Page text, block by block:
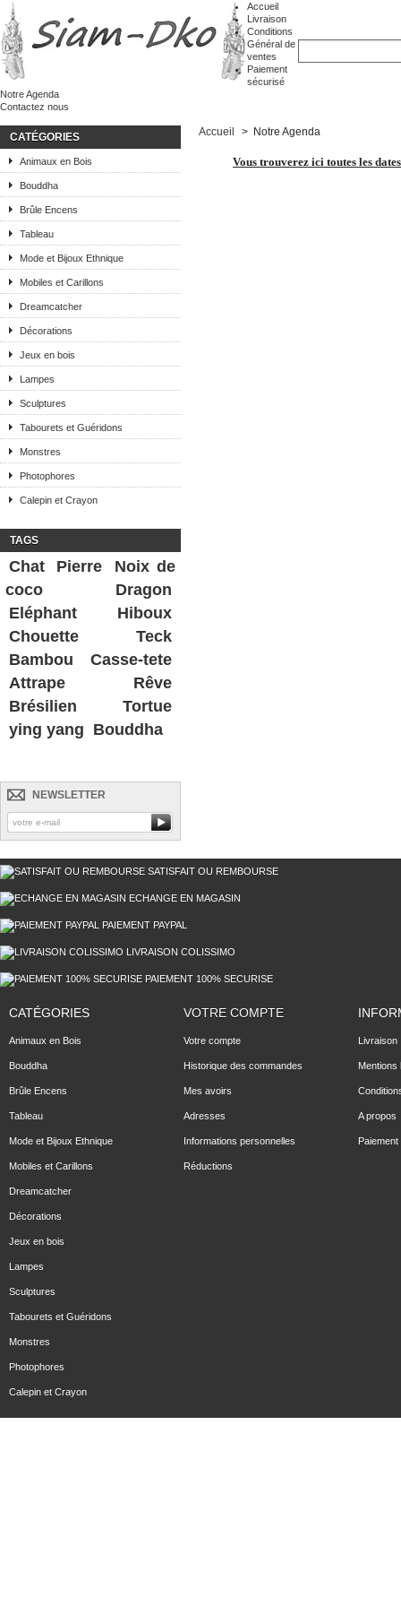
Accueil
Livraison
Conditions
Général de
ventes
Paiement
sécurisé
Notre Agenda
Contactez nous
CATÉGORIES
Animaux en Bois
Bouddha
Brûle Encens
Tableau
Mode et Bijoux Ethnique
Mobiles et Carillons
Dreamcatcher
Décorations
Jeux en bois
Lampes
Sculptures
Tabourets et Guéridons
Monstres
Photophores
Calepin et Crayon
TAGS
Chat Pierre
Noix de
coco
Dragon
Eléphant
Hiboux
Chouette
Teck
Bambou
Casse-tete
Attrape Rêve
Brésilien
Tortue
ying yang Bouddha
NEWSLETTER
Accueil > Notre Agenda
Vous trouverez ici toutes les
SATISFAIT OU REMBOURSE
ECHANGE EN MAGASIN
PAIEMENT PAYPAL
LIVRAISON COLISSIMO
PAIEMENT 100% SECURISE
CATÉGORIES
Animaux en Bois
Bouddha
Brûle Encens
Tableau
Mode et Bijoux Ethnique
Mobiles et Carillons
Dreamcatcher
Décorations
Jeux en bois
Lampes
Sculptures
Tabourets et Guéridons
Monstres
Photophores
Calepin et Crayon
VOTRE COMPTE
Votre compte
Historique des commandes
Mes avoirs
Adresses
Informations personnelles
Réductions
Livraison
Mentions
A propos